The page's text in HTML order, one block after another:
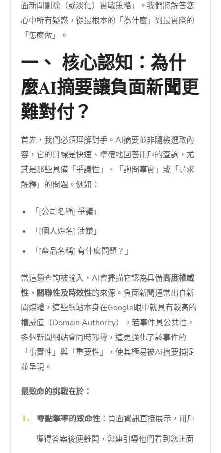
面新聞刪除（或淡化）實戰策略」。我們將解答您
心中所有疑惑，從最根本的「為什麼」到最實際的
「怎麼做」。
一、 核心認知：為什
麼AI摘要讓負面新聞更
難對付？
首先，我們必須理解對手。AI摘要並非隨機選取內
容，它的目標是快速、準確地回答用戶的查詢，尤
其是那些具備「爭議性」、「詢問事實」或「尋求
解釋」的問題。例如：
「[公司名稱] 爭議」
「[個人姓名] 涉嫌」
「[產品名稱] 有什麼問題？」
當這類查詢被輸入，AI會掃描它認為具備高度權威
性、關聯性及時效性的來源。負面新聞通常出自新
聞媒體，這些網站本身在Google眼中就具有較高的
權威值（Domain Authority）。若事件具公共性，
多個新聞網站會同時報導，這更強化了該事件的
「事實性」與「重要性」，使其極易被AI摘要捕捉
並呈現。
最致命的挑戰在於：
零點擊率的致命性：負面資訊直接展示，用戶
獲得答案後便離開，您連引導他們看到您正面